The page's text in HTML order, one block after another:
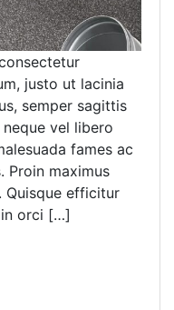
justo ut lacinia
semper sagittis
vel libero
fames ac
Proin maximus
Quisque efficitur
orci […]